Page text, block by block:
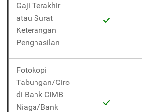
Gaji Terakhir
atau Surat
Keterangan
Penghasilan
Fotokopi
Tabungan/Giro
di Bank CIMB
Niaga/Bank